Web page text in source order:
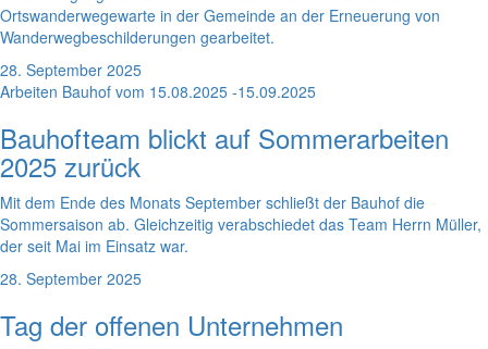
Ortswanderwegewarte in der Gemeinde an der Erneuerung von
Wanderwegbeschilderungen gearbeitet.
28. September 2025
Arbeiten Bauhof vom 15.08.2025 -15.09.2025
Bauhofteam blickt auf Sommerarbeiten
2025 zurück
Mit dem Ende des Monats September schließt der Bauhof die
Sommersaison ab. Gleichzeitig verabschiedet das Team Herrn Müller,
der seit Mai im Einsatz war.
28. September 2025
Tag der offenen Unternehmen